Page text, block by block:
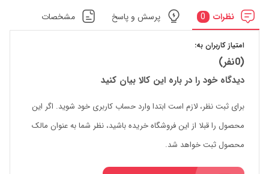
نظرات 0 پرسش و پاسخ مشخصات
امتیاز کاربران به:
(0نفر)
دیدگاه خود را در باره این کالا بیان کنید
برای ثبت نظر، لازم است ابتدا وارد حساب کاربری خود شوید. اگر این
محصول را قبلا از این فروشگاه خریده باشید، نظر شما به عنوان مالک
محصول ثبت خواهد شد.